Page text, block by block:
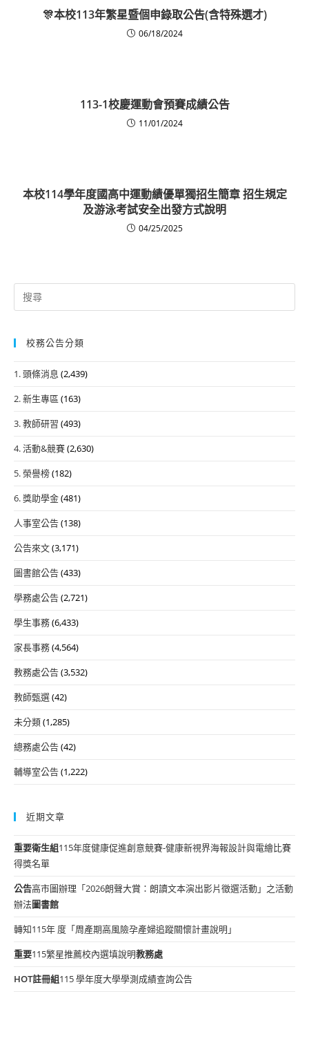
🎊本校113年繁星暨個申錄取公告(含特殊選才)
06/18/2024
113-1校慶運動會預賽成績公告
11/01/2024
本校114學年度國高中運動績優單獨招生簡章 招生規定
及游泳考試安全出發方式說明
04/25/2025
Search
for:
校務公告分類
1. 頭條消息 (2,439)
2. 新生專區 (163)
3. 教師研習 (493)
4. 活動&競賽(2,630)
5. 榮譽榜(182)
6. 獎助學金(481)
人事室公告(138)
公告來文(3,171)
圖書館公告(433)
學務處公告(2,721)
學生事務(6,433)
家長事務(4,564)
教務處公告(3,532)
教師甄選(42)
未分類(1,285)
總務處公告(42)
輔導室公告(1,222)
近期文章
重要衛生組115年度健康促進創意競賽-健康新視界海報設計與電繪比賽
得獎名單
公告高市圖辦理「2026朗聲大賞：朗讀文本演出影片徵選活動」之活動
辦法圖書館
轉知115年 度「周產期高風險孕產婦追蹤關懷計畫說明」
重要115繁星推薦校內選填說明教務處
HOT註冊組115 學年度大學學測成績查詢公告